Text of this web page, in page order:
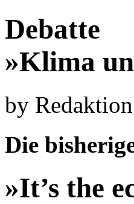
Debatte
»Klima
by
Die
»It’s the